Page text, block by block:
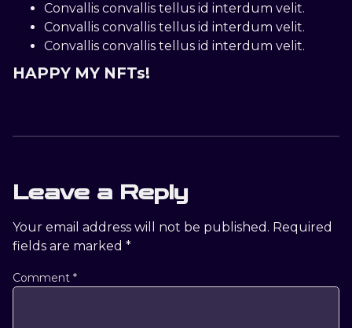
Convallis convallis tellus id interdum velit.
Convallis convallis tellus id interdum velit.
Convallis convallis tellus id interdum velit.
HAPPY MY NFTs!
Leave a Reply
Your email address will not be published. Required
fields are marked *
Comment *